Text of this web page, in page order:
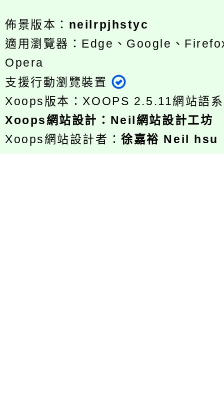
佈景版本： neilrpjhstyc
適用瀏覽器：Edge、Google、
Opera
支援行動瀏覽裝置
Xoops版本：XOOPS 2.5.11網站語
Xoops網站設計 ： Neil網站設計工坊
Xoops網站設計者：徐嘉裕 Neil hsu